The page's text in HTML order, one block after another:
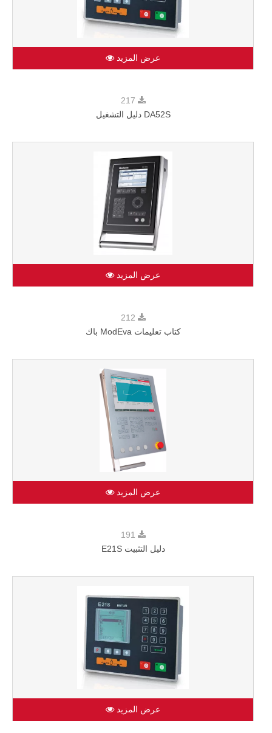
عرض المزيد
DA52S دليل التشغيل
عرض المزيد
كتاب تعليمات ModEva باك
عرض المزيد
دليل التثبيت E21S
عرض المزيد